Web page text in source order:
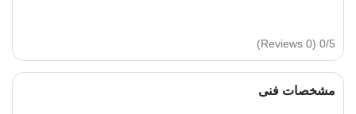
0/5
(0 Reviews)
مشخصات فنی